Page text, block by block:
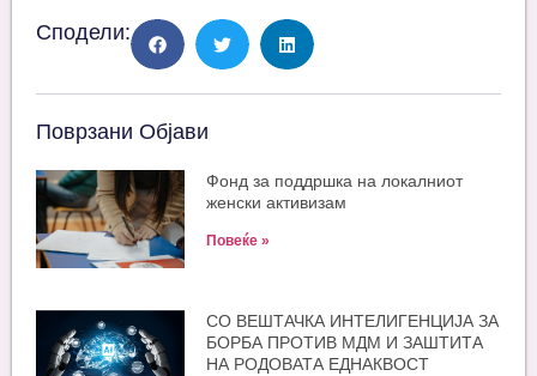
Сподели:
Поврзани Објави
Фонд за поддршка на локалниот
женски активизам
Повеќе »
СО ВЕШТАЧКА ИНТЕЛИГЕНЦИЈА ЗА
БОРБА ПРОТИВ МДМ И ЗАШТИТА
НА РОДОВАТА ЕДНАКВОСТ